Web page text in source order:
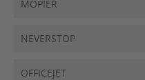
MOPIER
NEVERSTOP
OFFICEJET